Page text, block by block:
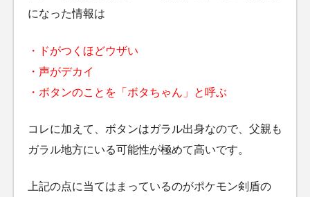
になった情報は
・ドがつくほどウザい
・声がデカイ
・ボタンのことを「ボタちゃん」と呼ぶ
コレに加えて、ボタンはガラル出身なので、父親も
ガラル地方にいる可能性が極めて高いです。
上記の点に当てはまっているのがポケモン剣盾の